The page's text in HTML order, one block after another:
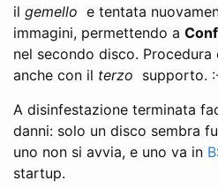
il gemello e tentata
immagini, permettendo a
nel secondo disco.
anche con il terzo supporto.
A disinfestazione terminata
danni: solo un disco sembra
uno non si avvia, e uno va in
startup.